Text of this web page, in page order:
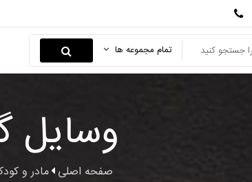
تمام مجموعه ها
صفحه اصلی مادر و